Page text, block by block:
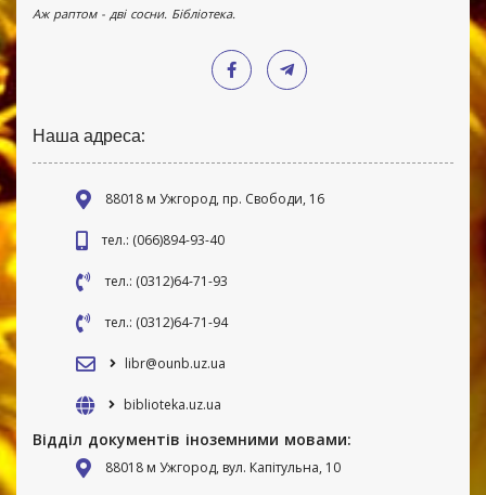
Аж раптом - дві сосни. Бібліотека.
Наша адреса:
88018 м Ужгород, пр. Свободи, 16
тел.: (066)894-93-40
тел.: (0312)64-71-93
тел.: (0312)64-71-94
libr@ounb.uz.ua
biblioteka.uz.ua
Відділ документів іноземними мовами:
88018 м Ужгород, вул. Капітульна, 10